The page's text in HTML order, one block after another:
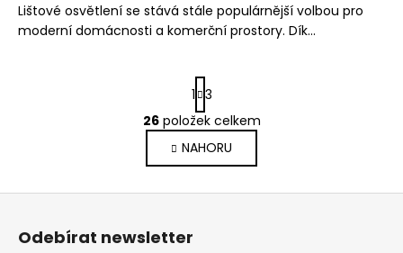
Lištové osvětlení se stává stále populárnější volbou pro
moderní domácnosti a komerční prostory. Dík...
O
v
l
á
S
t
r
á
n
k
1 3
26položek celkem
NAHORU
Z
Odebírat newsletter